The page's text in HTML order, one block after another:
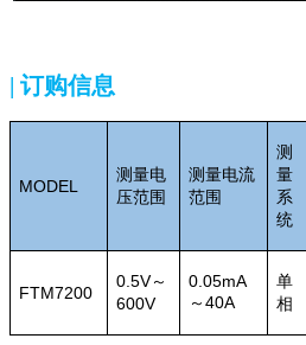
| 订购信息
MODEL
测量电
压范围
测量电流
范围
测
量
系
统
FTM7200
0.5V～
600V
0.05mA
～40A
单
相